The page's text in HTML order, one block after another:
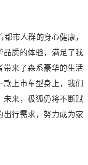
市人群的身心健康，
品质的体验，满足了我
带来了森系豪华的生活
上市车型身上，我们
未来，极狐仍将不断赋
出行需求，努力成为家